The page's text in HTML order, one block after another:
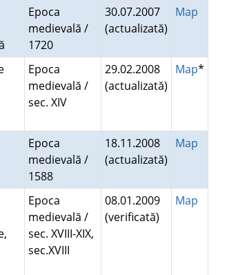
Epoca
medievală /
1720
30.07.2007
(actualizată)
Map
Epoca
medievală /
sec. XIV
29.02.2008
(actualizată)
Map*
Epoca
medievală /
1588
18.11.2008
(actualizată)
Map
Epoca
medievală /
sec. XVIII-XIX,
sec.XVIII
08.01.2009
(verificată)
Map